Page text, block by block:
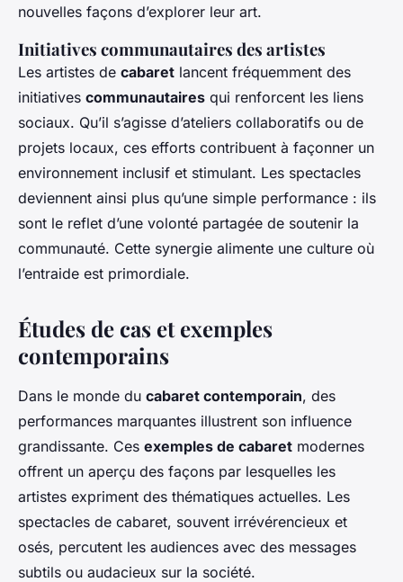
nouvelles façons d’explorer leur art.
Initiatives communautaires des artistes
Les artistes de cabaret lancent fréquemment des
initiatives communautaires qui renforcent les liens
sociaux. Qu’il s’agisse d’ateliers collaboratifs ou de
projets locaux, ces efforts contribuent à façonner un
environnement inclusif et stimulant. Les spectacles
deviennent ainsi plus qu’une simple performance : ils
sont le reflet d’une volonté partagée de soutenir la
communauté. Cette synergie alimente une culture où
l’entraide est primordiale.
Études de cas et exemples
contemporains
Dans le monde du cabaret contemporain, des
performances marquantes illustrent son influence
grandissante. Ces exemples de cabaret modernes
offrent un aperçu des façons par lesquelles les
artistes expriment des thématiques actuelles. Les
spectacles de cabaret, souvent irrévérencieux et
osés, percutent les audiences avec des messages
subtils ou audacieux sur la société.